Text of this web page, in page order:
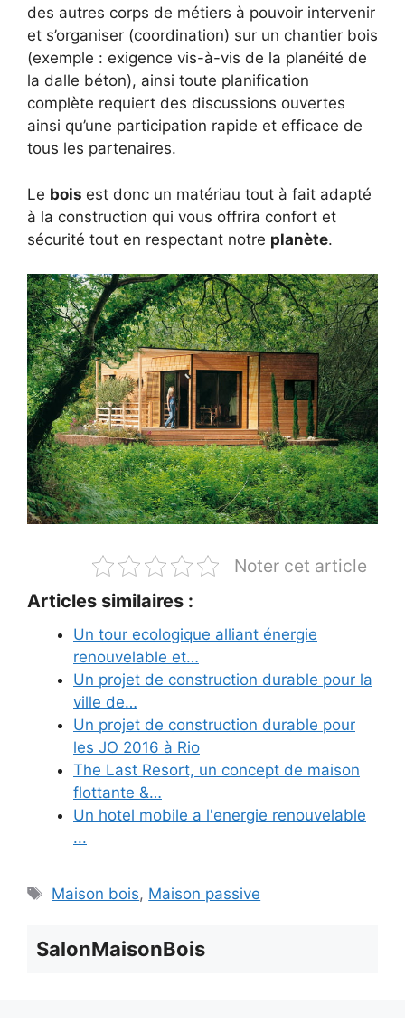
des autres corps de métiers à pouvoir intervenir
et s’organiser (coordination) sur un chantier bois
(exemple : exigence vis-à-vis de la planéité de
la dalle béton), ainsi toute planification
complète requiert des discussions ouvertes
ainsi qu’une participation rapide et efficace de
tous les partenaires.
Le bois est donc un matériau tout à fait adapté
à la construction qui vous offrira confort et
sécurité tout en respectant notre planète.
Noter cet article
Articles similaires :
Un tour ecologique alliant énergie
renouvelable et…
Un projet de construction durable pour la
ville de…
Un projet de construction durable pour
les JO 2016 à Rio
The Last Resort, un concept de maison
flottante &…
Un hotel mobile a l'energie renouvelable
...
Étiquettes
Maison bois, Maison passive
SalonMaisonBois